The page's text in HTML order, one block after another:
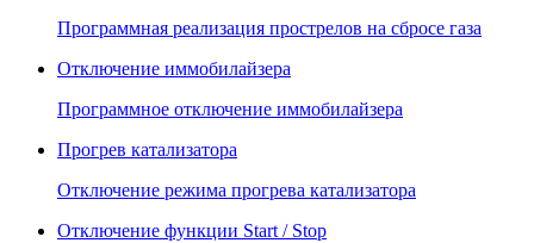
Программная реализация прострелов на сбросе газа
Отключение иммобилайзера
Программное отключение иммобилайзера
Прогрев катализатора
Отключение режима прогрева катализатора
Отключение функции Start / Stop